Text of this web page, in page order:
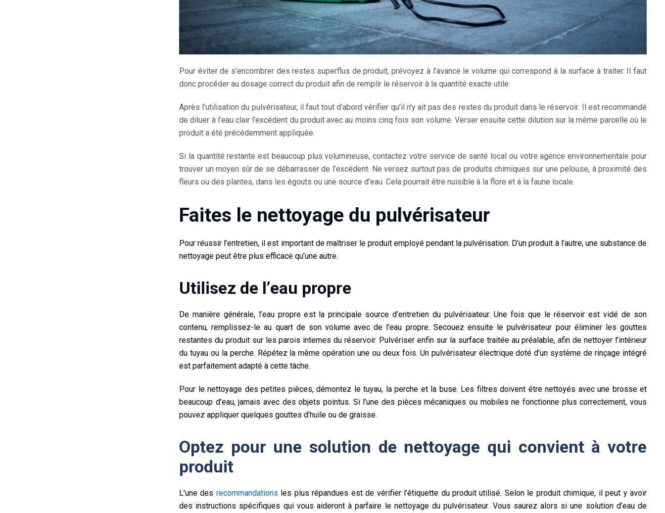
Pour éviter de s’encombrer des restes superflus de produit, prévoyez à l’avance le volume qui correspond à la surface à traiter. Il faut
donc procéder au dosage correct du produit afin de remplir le réservoir à la quantité exacte utile.
Après l’utilisation du pulvérisateur, il faut tout d’abord vérifier qu’il n’y ait pas des restes du produit dans le réservoir. Il est recommandé
de diluer à l’eau clair l’excédent du produit avec au moins cinq fois son volume. Verser ensuite cette dilution sur la même parcelle où le
produit a été précédemment appliquée.
Si la quantité restante est beaucoup plus volumineuse, contactez votre service de santé local ou votre agence environnementale pour
trouver un moyen sûr de se débarrasser de l’excédent. Ne versez surtout pas de produits chimiques sur une pelouse, à proximité des
fleurs ou des plantes, dans les égouts ou une source d’eau. Cela pourrait être nuisible à la flore et à la faune locale.
Faites le nettoyage du pulvérisateur
Pour réussir l’entretien, il est important de maîtriser le produit employé pendant la pulvérisation. D’un produit à l’autre, une substance de
nettoyage peut être plus efficace qu’une autre.
Utilisez de l’eau propre
De manière générale, l’eau propre est la principale source d’entretien du pulvérisateur. Une fois que le réservoir est vidé de son
contenu, remplissez-le au quart de son volume avec de l’eau propre. Secouez ensuite le pulvérisateur pour éliminer les gouttes
restantes du produit sur les parois internes duréservoir. Pulvériser enfin sur la surface traitée au préalable, afin de nettoyer l’intérieur
du tuyau ou la perche. Répétez la même opération une ou deux fois. Un pulvérisateur électrique doté d’un système de rinçage intégré
est parfaitement adapté à cette tâche.
Pour le nettoyage des petites pièces, démontez le tuyau, la perche et la buse. Les filtres doivent être nettoyés avec une brosse et
beaucoup d’eau, jamais avec des objets pointus. Si l’une des pièces mécaniques ou mobiles ne fonctionne plus correctement, vous
pouvez appliquer quelques gouttes d’huile ou de graisse.
Optez pour une solution de nettoyage qui convient à votre
produit
L’une des recommandations les plus répandues est de vérifier l’étiquette du produit utilisé. Selon le produit chimique, il peut y avoir
des instructions spécifiques qui vous aideront à parfaire le nettoyage du pulvérisateur. Vous saurez alors si une solution d’eau de